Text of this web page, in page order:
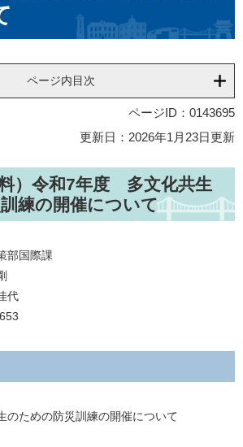
ページ内目次
ページID：0143695
更新日：2026年1月23日更新
料）令和7年度 多文化共生
練の開催について
国際課
代
ための防災訓練の開催について